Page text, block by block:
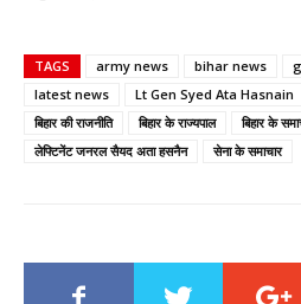
TAGS army news bihar news
latest news
Lt Gen Syed Ata Hasnain
बिहार की राजनीति
बिहार के राज्यपाल
बिहार के
लेफ्टिनेंट जनरल सैयद अता हसनैन
सेना के समाचार